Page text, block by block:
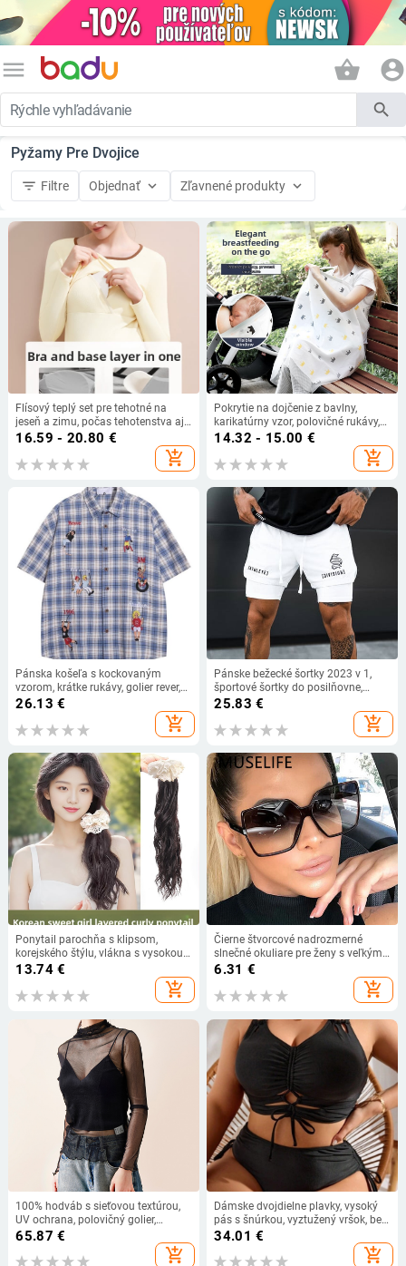
menu shopping_basket account_circle
search
Pyžamy Pre Dvojice
filter_list Filtre Objednať keyboard_arrow_down Zľavnené produkty keyboard_arrow_down
Flísový teplý set pre tehotné na
jeseň a zimu, počas tehotenstva aj
po pôrode
16.59 - 20.80 €
add_shopping_cart
Pokrytie na dojčenie z bavlny,
karikatúrny vzor, polovičné rukávy,
95% bavlna
14.32 - 15.00 €
add_shopping_cart
Pánska košeľa s kockovaným
vzorom, krátke rukávy, golier rever,
voľný strih
26.13 €
add_shopping_cart
Pánske bežecké šortky 2023 v 1,
športové šortky do posilňovne,
športové 2 v 1, dvojpodlažné
rýchloschnúce fitness nohavice,
joggingové nohavice, športové
25.83 €
add_shopping_cart
Ponytail parochňa s klipsom,
korejského štýlu, vlákna s vysokou
teplotou, nie je vhodná na horúce
farbenie, vhodná pre všetky odtiene
pleti
13.74€
add_shopping_cart
Čierne štvorcové nadrozmerné
slnečné okuliare pre ženy s veľkým
rámom, farebné slnečné okuliare,
dámske zrkadlové okuliare, unisex,
gradientné, hip hopové okuliare
6.31 €
add_shopping_cart
100% hodváb s sieťovou textúrou,
UV ochrana, polovičný golier,
priedušné
65.87 €
add_shopping_cart
Dámske dvojdielne plavky, vysoký
pás s šnúrkou, vyztužený vršok, bez
kovovej výstuže, elastický polyester-
34.01 €
add_shopping_cart